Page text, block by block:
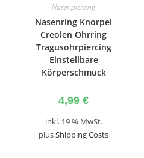
Nasenpiercing
Nasenring Knorpel
Creolen Ohrring
Tragusohrpiercing
Einstellbare
Körperschmuck
4,99 €
inkl. 19 % MwSt.
plusShipping Costs